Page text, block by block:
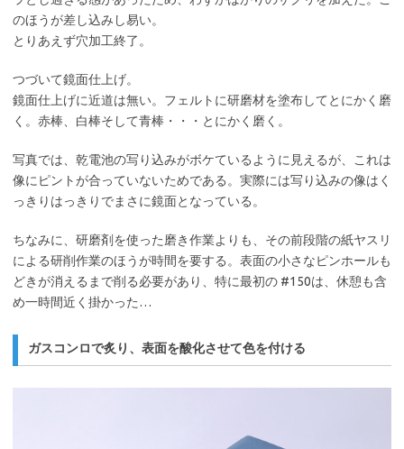
のほうが差し込みし易い。
とりあえず穴加工終了。
つづいて鏡面仕上げ。
鏡面仕上げに近道は無い。フェルトに研磨材を塗布してとにかく磨
く。赤棒、白棒そして青棒・・・とにかく磨く。
写真では、乾電池の写り込みがボケているように見えるが、これは
像にピントが合っていないためである。実際には写り込みの像はく
っきりはっきりでまさに鏡面となっている。
ちなみに、研磨剤を使った磨き作業よりも、その前段階の紙ヤスリ
による研削作業のほうが時間を要する。表面の小さなピンホールも
どきが消えるまで削る必要があり、特に最初の #150は、休憩も含
め一時間近く掛かった…
ガスコンロで炙り、表面を酸化させて色を付ける